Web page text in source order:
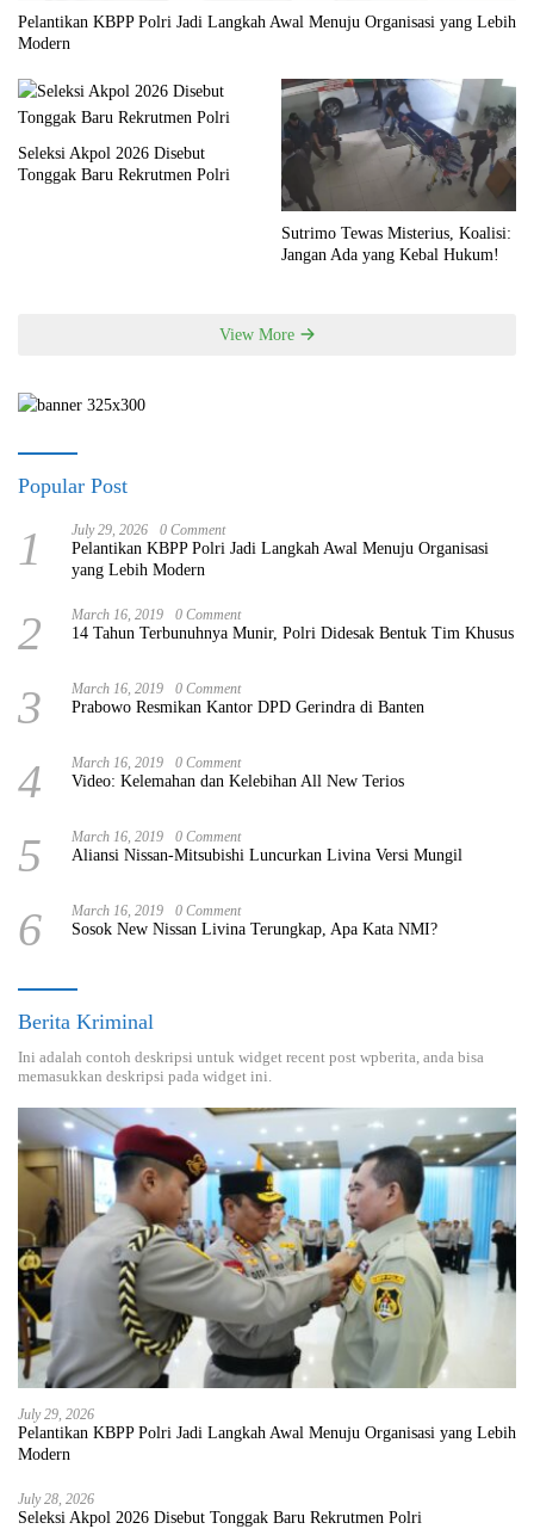
Pelantikan KBPP Polri Jadi Langkah Awal Menuju Organisasi yang Lebih
Modern
Seleksi Akpol 2026 Disebut
Tonggak Baru Rekrutmen Polri
Sutrimo Tewas Misterius, Koalisi:
Jangan Ada yang Kebal Hukum!
View More
Popular Post
1 July 29, 2026 0 Comment
Pelantikan KBPP Polri Jadi Langkah Awal Menuju Organisasi
yang Lebih Modern
2 March 16, 2019 0 Comment
14 Tahun Terbunuhnya Munir, Polri Didesak Bentuk Tim Khusus
3 March 16, 2019 0 Comment
Prabowo Resmikan Kantor DPD Gerindra di Banten
4 March 16, 2019 0 Comment
Video: Kelemahan dan Kelebihan All New Terios
5 March 16, 2019 0 Comment
Aliansi Nissan-Mitsubishi Luncurkan Livina Versi Mungil
6 March 16, 2019 0 Comment
Sosok New Nissan Livina Terungkap, Apa Kata NMI?
Berita Kriminal
Ini adalah contoh deskripsi untuk widget recent post wpberita, anda bisa
memasukkan deskripsi pada widget ini.
July 29, 2026
Pelantikan KBPP Polri Jadi Langkah Awal Menuju Organisasi yang Lebih
Modern
July 28, 2026
Seleksi Akpol 2026 Disebut Tonggak Baru Rekrutmen Polri